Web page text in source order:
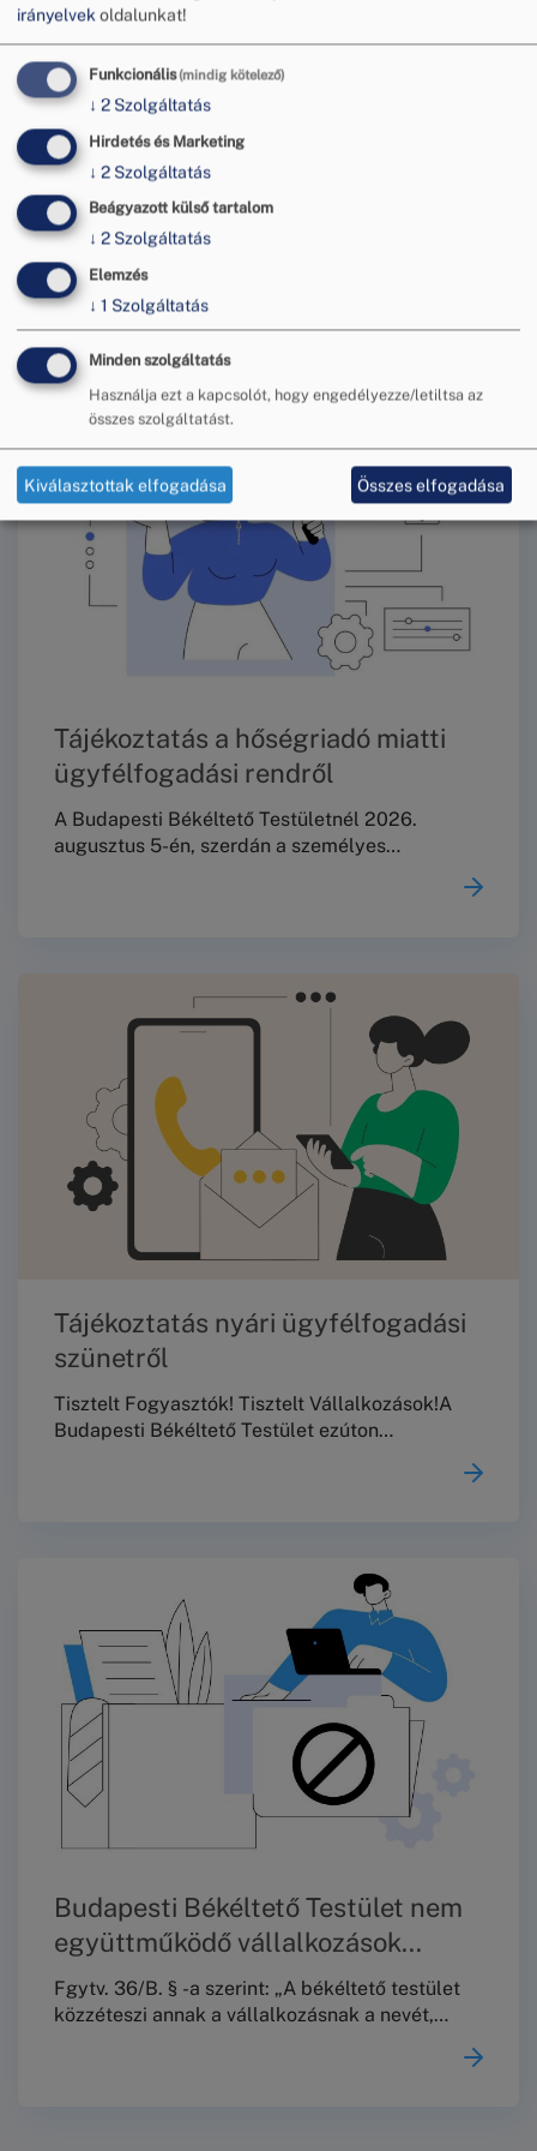
megküldésére, valamint a meghallgatáson
részvételének biztosítására terjed ki. A listán
szereplő vállalkozások válasziratot nem küldtek, a
meghallgatáson egyezség létrehozatalára
feljogosított személy részvételét nem biztosították.
A Budapesti Békéltető
Testülettel
itt tekinthető meg.
További hírek
Tájékoztatás a hőségriadó miatti
ügyfélfogadási rendről
A Budapesti Békéltető Testületnél 2026.
augusztus 5-én, szerdán a személyes
Tájékoztatás nyári ügyfélfogadási
szünetről
Tisztelt Fogyasztók! Tisztelt Vállalkozások!A
Budapesti Békéltető Testület ezúton
Önöket!Köszönjük a megértést!
Üdvözlettel,Budapesti Békéltető Testület
Budapesti Békéltető Testület nem
együttműködő vállalkozások
jegyzéke 2026. január 15. – 2026.
július 15-ig.
Fgytv. 36/B. § -a szerint: „A békéltető testület
közzéteszi annak a vállalkozásnak a nevét,
irányelvekoldalunkat!
Funkcionális(mindig kötelező)
↓ 2 Szolgáltatás
Hirdetés és Marketing
↓ 2 Szolgáltatás
Beágyazott külső tartalom
↓ 2 Szolgáltatás
Elemzés
↓ 1 Szolgáltatás
Minden szolgáltatás
Használja ezt a kapcsolót, hogy engedélyezze/letiltsa az
összes szolgáltatást.
Kiválasztottak elfogadása Összes elfogadása